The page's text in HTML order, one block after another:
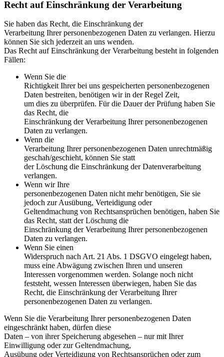
Recht auf Einschränkung der Verarbeitung
Sie haben das Recht, die Einschränkung der
Verarbeitung Ihrer personenbezogenen Daten zu verlangen. Hierzu
können Sie sich jederzeit an uns wenden.
Das Recht auf Einschränkung der Verarbeitung besteht in folgenden
Fällen:
Wenn Sie die
Richtigkeit Ihrer bei uns gespeicherten personenbezogenen
Daten bestreiten, benötigen wir in der Regel Zeit,
um dies zu überprüfen. Für die Dauer der Prüfung haben Sie
das Recht, die
Einschränkung der Verarbeitung Ihrer personenbezogenen
Daten zu verlangen.
Wenn die
Verarbeitung Ihrer personenbezogenen Daten unrechtmäßig
geschah/geschieht, können Sie statt
der Löschung die Einschränkung der Datenverarbeitung
verlangen.
Wenn wir Ihre
personenbezogenen Daten nicht mehr benötigen, Sie sie
jedoch zur Ausübung, Verteidigung oder
Geltendmachung von Rechtsansprüchen benötigen, haben Sie
das Recht, statt der Löschung die
Einschränkung der Verarbeitung Ihrer personenbezogenen
Daten zu verlangen.
Wenn Sie einen
Widerspruch nach Art. 21 Abs. 1 DSGVO eingelegt haben,
muss eine Abwägung zwischen Ihren und unseren
Interessen vorgenommen werden. Solange noch nicht
feststeht, wessen Interessen überwiegen, haben Sie das
Recht, die Einschränkung der Verarbeitung Ihrer
personenbezogenen Daten zu verlangen.
Wenn Sie die Verarbeitung Ihrer personenbezogenen Daten
eingeschränkt haben, dürfen diese
Daten – von ihrer Speicherung abgesehen – nur mit Ihrer
Einwilligung oder zur Geltendmachung,
Ausübung oder Verteidigung von Rechtsansprüchen oder zum